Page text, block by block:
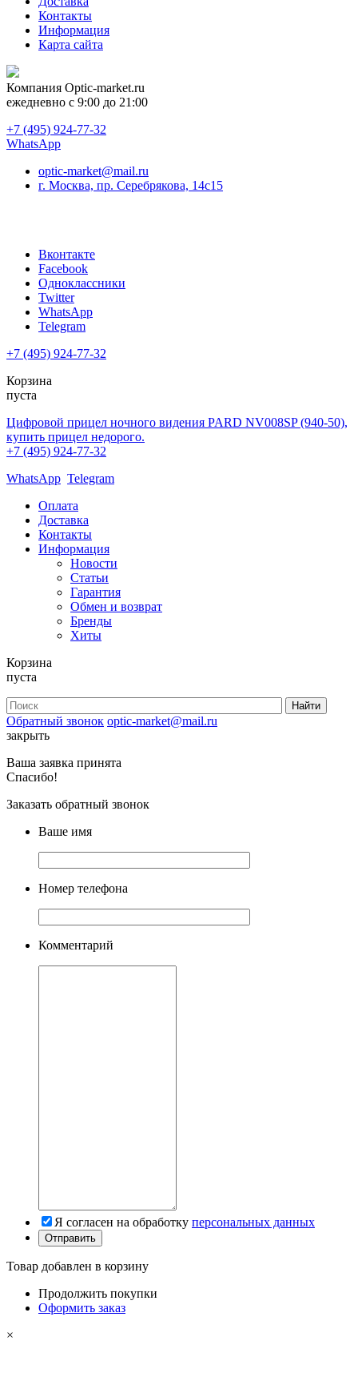
Контакты
Информация
Карта сайта
Компания Optic-market.ru
ежедневно с 9:00 до 21:00
+7 (495) 924-77-32
WhatsApp
optic-market@mail.ru
г. Москва, пр. Серебрякова, 14с15
Вконтакте
Facebook
Одноклассники
Twitter
WhatsApp
Telegram
+7 (495) 924-77-32
Корзина
пуста
Цифровой прицел ночного видения PARD NV008SP (940-50),
купить прицел недорого.
+7 (495) 924-77-32
WhatsApp Telegram
Оплата
Доставка
Контакты
Информация
Новости
Статьи
Гарантия
Обмен и возврат
Бренды
Хиты
Корзина
пуста
Обратный звонок optic-market@mail.ru
закрыть
Ваша заявка принята
Спасибо!
Заказать обратный звонок
Ваше имя
Номер телефона
Комментарий
Я согласен на обработку персональных данных
Товар добавлен в корзину
Продолжить покупки
Оформить заказ
×